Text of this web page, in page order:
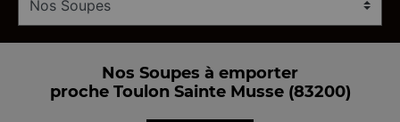
Nos Soupes à emporter
proche Toulon Sainte Musse (83200)